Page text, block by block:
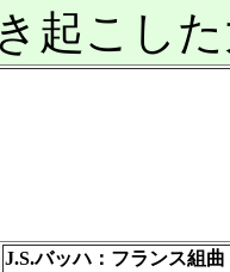
起こし
J.S.バッハ：フランス組曲